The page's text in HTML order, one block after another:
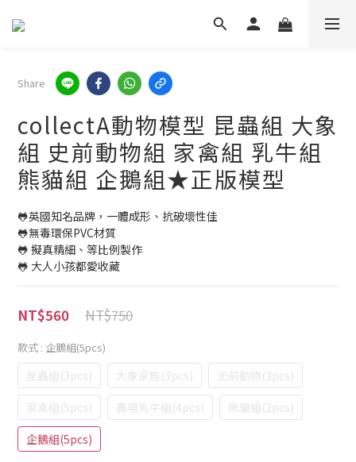
Share
collectA動物模型 昆蟲組 大象
組 史前動物組 家禽組 乳牛組
熊貓組 企鵝組★正版模型
🐸英國知名品牌，一體成形、抗破壞性佳
🐸無毒環保PVC材質
🐸 擬真精細、等比例製作
🐸 大人小孩都愛收藏
NT$750
NT$560
款式 : 企鵝組(5pcs)
昆蟲組(3pcs) 大象家族(3pcs)
史前動物(3pcs)
家禽組(5pcs)
農場乳牛組(4pcs)
熊貓組(2pcs)
企鵝組(5pcs)